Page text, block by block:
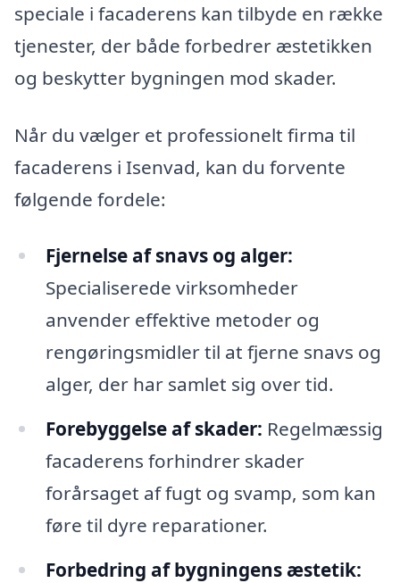
speciale i facaderens kan tilbyde en række
tjenester, der både forbedrer æstetikken
og beskytter bygningen mod skader.
Når du vælger et professionelt firma til
facaderens i Isenvad, kan du forvente
følgende fordele:
Fjernelse af snavs og alger:
Specialiserede virksomheder
anvender effektive metoder og
rengøringsmidler til at fjerne snavs og
alger, der har samlet sig over tid.
Forebyggelse af skader: Regelmæssig
facaderens forhindrer skader
forårsaget af fugt og svamp, som kan
føre til dyre reparationer.
Forbedring af bygningens æstetik: